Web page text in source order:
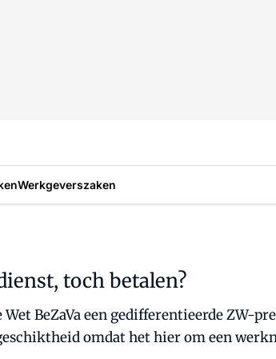
Werkgeverszaken
toch betalen?
BeZaVa een gedifferentieerde ZW-
omdat het hier om een